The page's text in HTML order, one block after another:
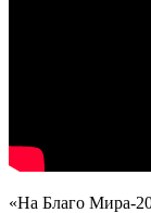
«На Благо Мира-